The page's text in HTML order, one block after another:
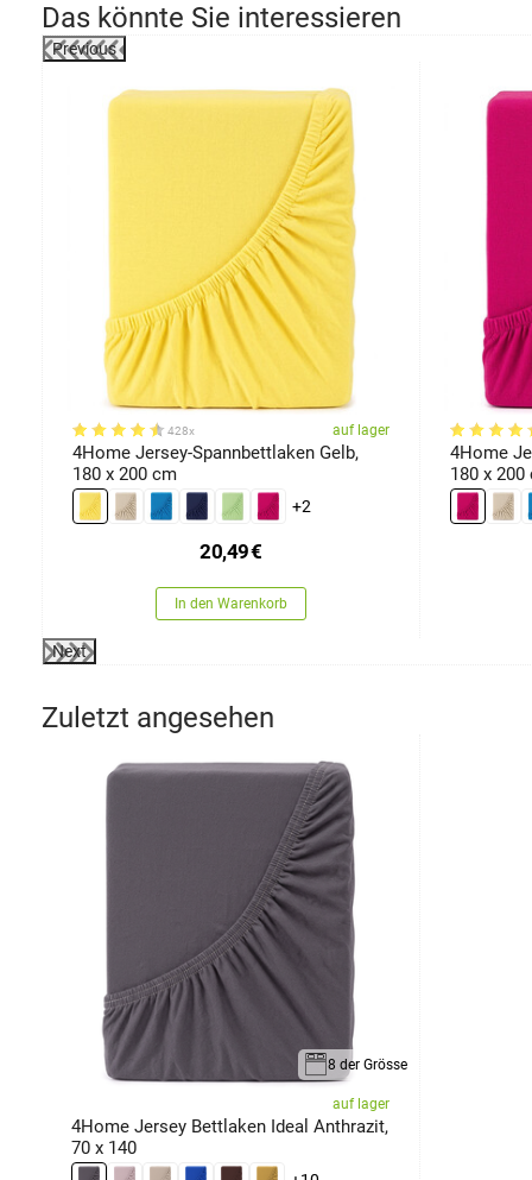
Das könnte Sie interessieren
Previous
428x auf lager
4Home Jersey-Spannbettlaken Gelb,
180 x 200 cm
+2
20,49€
In den Warenkorb
4Home
180 x 200
Next
Zuletzt angesehen
8 der Grösse
auf lager
4Home Jersey Bettlaken Ideal Anthrazit,
70 x 140